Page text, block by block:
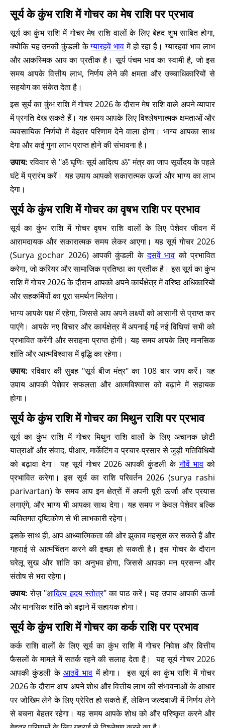
सूर्य के कुंभ राशि में गोचर का मेष राशि पर प्रभाव
सूर्य का कुंभ राशि में गोचर मेष राशि वालों के लिए बेहद शुभ साबित होगा,
क्योंकि यह उनकी कुंडली केग्यारहवें भावमें हो रहा है। ग्यारहवां भाव लाभ
और आकस्मिक आय का प्रतीक है। सूर्य पंचम भाव का स्वामी है, जो इस
समय आपके वित्तीय लाभ, निर्णय लेने की क्षमता और उच्चाधिकारियों से
सहयोग का संकेत देता है।
इस सूर्य का कुंभ राशि में गोचर 2026 के दौरान मेष राशि वाले अपने व्यापार
में प्रगति देख सकते हैं। यह समय आपके लिए विश्लेषणात्मक क्षमताओं और
व्यवसायिक निर्णयों में बेहतर परिणाम देने वाला होगा। भाग्य आपका साथ
देगा और कई गुना लाभ प्राप्त होने की संभावना है।
उपाय:रविवार से "ॐ घृणिः सूर्य आदित्य ॐ" मंत्र का जाप सूर्योदय के पहले
घंटे में प्रारंभ करें। यह उपाय आपको सकारात्मक ऊर्जा और भाग्य का लाभ
देगा।
सूर्य के कुंभ राशि में गोचर का वृषभ राशि पर प्रभाव
सूर्य का कुंभ राशि में गोचर वृषभ राशि वालों के लिए पेशेवर जीवन में
आरामदायक और सकारात्मक समय लेकर आएगा। यह सूर्य गोचर 2026
(Surya gochar 2026) आपकी कुंडली केदसवें भाव को प्रभावित
करेगा, जो करियर और सामाजिक प्रतिष्ठा का प्रतीक है। इस सूर्य का कुंभ
राशि में गोचर 2026 के दौरान आपको अपने कार्यक्षेत्र में वरिष्ठ अधिकारियों
और सहकर्मियों का पूरा समर्थन मिलेगा।
भाग्य आपके पक्ष में रहेगा, जिससे आप अपने लक्ष्यों को आसानी से प्राप्त कर
पाएंगे। आपके नए विचार और कार्यक्षेत्र में अपनाई गई नई विधियां सभी को
प्रभावित करेंगी और सराहना प्राप्त होगी। यह समय आपके लिए मानसिक
शांति और आत्मविश्वास में वृद्धि का रहेगा।
उपाय: रविवार की सुबह "सूर्य बीज मंत्र" का 108 बार जाप करें। यह
उपाय आपकी पेशेवर सफलता और आत्मविश्वास को बढ़ाने में सहायक
होगा।
सूर्य के कुंभ राशि में गोचर का मिथुन राशि पर प्रभाव
सूर्य का कुंभ राशि में गोचर मिथुन राशि वालों के लिए अचानक छोटी
यात्राओं और संवाद, पीआर, मार्केटिंग व प्रचार-प्रसार से जुड़ी गतिविधियों
को बढ़ावा देगा। यह सूर्य गोचर 2026 आपकी कुंडली केनौवें भाव को
प्रभावित करेगा। इस सूर्य का राशि परिवर्तन 2026 (surya rashi
parivartan) के समय आप इन क्षेत्रों में अपनी पूरी ऊर्जा और प्रयास
लगाएंगे, और भाग्य भी आपका साथ देगा। यह समय न केवल पेशेवर बल्कि
व्यक्तिगत दृष्टिकोण से भी लाभकारी रहेगा।
इसके साथ ही, आप आध्यात्मिकता की ओर झुकाव महसूस कर सकते हैं और
गहराई से आत्मचिंतन करने की इच्छा हो सकती है। इस गोचर के दौरान
घरेलू सुख और शांति का अनुभव होगा, जिससे आपका मन प्रसन्न और
संतोष से भरा रहेगा।
उपाय: रोज़ "आदित्य हृदय स्तोत्र" का पाठ करें। यह उपाय आपकी ऊर्जा
और मानसिक शांति को बढ़ाने में सहायक होगा।
सूर्य के कुंभ राशि में गोचर का कर्क राशि पर प्रभाव
कर्क राशि वालों के लिए सूर्य का कुंभ राशि में गोचर निवेश और वित्तीय
फैसलों के मामले में सतर्क रहने की सलाह देता है। यह सूर्य गोचर 2026
आपकी कुंडली केआठवें भाव में होगा। इस सूर्य का कुंभ राशि में गोचर
2026 के दौरान आप अपने शोध और वित्तीय लाभ की संभावनाओं के आधार
पर जोखिम लेने के लिए प्रेरित हो सकते हैं, लेकिन जल्दबाजी में निर्णय लेने
से बचना बेहतर रहेगा। यह समय आपके शोध को और परिष्कृत करने और